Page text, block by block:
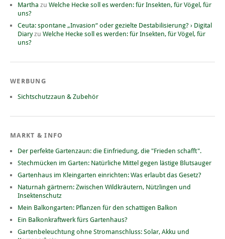
Martha zu Welche Hecke soll es werden: für Insekten, für Vögel, für
uns?
Ceuta: spontane „Invasion“ oder gezielte Destabilisierung? › Digital
Diaryzu Welche Hecke soll es werden: für Insekten, für Vögel, für
uns?
WERBUNG
Sichtschutzzaun & Zubehör
MARKT & INFO
Der perfekte Gartenzaun: die Einfriedung, die "Frieden schafft".
Stechmücken im Garten: Natürliche Mittel gegen lästige Blutsauger
Gartenhaus im Kleingarten einrichten: Was erlaubt das Gesetz?
Naturnah gärtnern: Zwischen Wildkräutern, Nützlingen und
Insektenschutz
Mein Balkongarten: Pflanzen für den schattigen Balkon
Ein Balkonkraftwerk fürs Gartenhaus?
Gartenbeleuchtung ohne Stromanschluss: Solar, Akku und